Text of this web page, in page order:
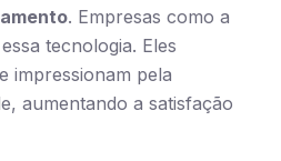
. Empresas como a
tecnologia. Eles
impressionam pela
aumentando a satisfação